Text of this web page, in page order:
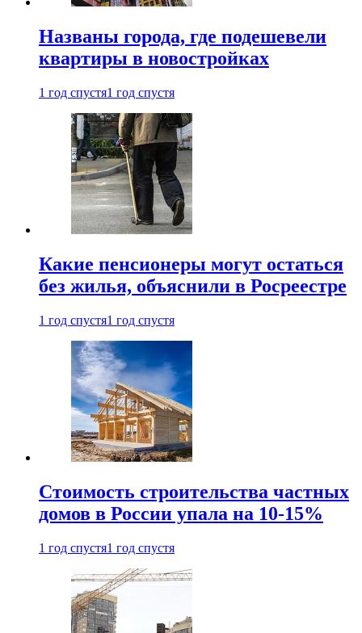
Названы города, где подешевели
квартиры в новостройках
1 год спустя1 год спустя
Какие пенсионеры могут остаться
без жилья, объяснили в Росреестре
1 год спустя1 год спустя
Стоимость строительства частных
домов в России упала на 10-15%
1 год спустя1 год спустя